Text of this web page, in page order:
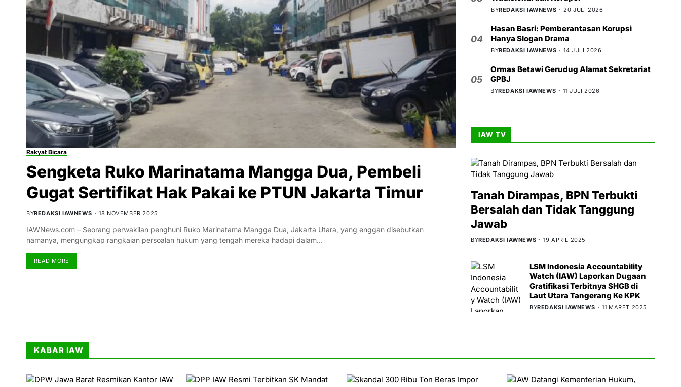
Rakyat Bicara
Sengketa Ruko Marinatama Mangga Dua, Pembeli
Gugat Sertifikat Hak Pakai ke PTUN Jakarta Timur
BYREDAKSI IAWNEWS 18 NOVEMBER 2025
IAWNews.com – Seorang perwakilan penghuni Ruko Marinatama Mangga Dua, Jakarta Utara, yang enggan disebutkan
namanya, mengungkap rangkaian persoalan hukum yang tengah mereka hadapi dalam…
READ MORE
BYREDAKSI IAWNEWS 20 JULI 2026
04
Hasan Basri: Pemberantasan Korupsi
Hanya Slogan Drama
BYREDAKSI IAWNEWS 14 JULI 2026
05
Ormas Betawi Gerudug Alamat Sekretariat
GPBJ
BYREDAKSI IAWNEWS 11 JULI 2026
IAW TV
Tanah Dirampas, BPN Terbukti
Bersalah dan Tidak Tanggung
Jawab
BYREDAKSI IAWNEWS 19 APRIL 2025
LSM Indonesia Accountability
Watch (IAW) Laporkan Dugaan
Gratifikasi Terbitnya SHGB di
Laut Utara Tangerang Ke KPK
BYREDAKSI IAWNEWS 11 MARET 2025
KABAR IAW